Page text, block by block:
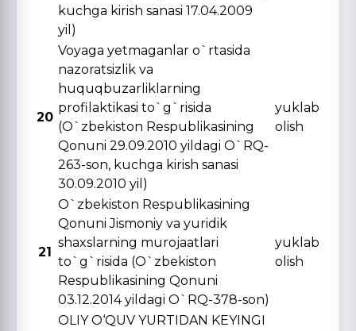
kuchga kirish sanasi 17.04.2009
yil)
20
Voyaga yetmaganlar o`rtasida
nazoratsizlik va
huquqbuzarliklarning
profilaktikasi to`g`risida
(O`zbekiston Respublikasining
Qonuni 29.09.2010 yildagi O`RQ-
263-son, kuchga kirish sanasi
30.09.2010 yil)
yuklab
olish
21
O`zbekiston Respublikasining
Qonuni Jismoniy va yuridik
shaxslarning murojaatlari
to`g`risida (O`zbekiston
Respublikasining Qonuni
03.12.2014 yildagi O`RQ-378-son)
yuklab
olish
OLIY O‘QUV YURTIDAN KЕYINGI